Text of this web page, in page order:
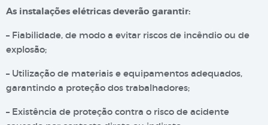
As instalações elétricas deverão garantir:
– Fiabilidade, de modo a evitar riscos de incêndio ou de
explosão;
– Utilização de materiais e equipamentos adequados,
garantindo a proteção dos trabalhadores;
– Existência de proteção contra o risco de acidente